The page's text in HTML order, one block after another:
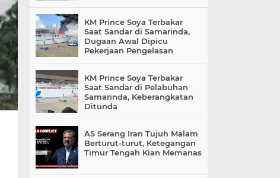
KM Prince Soya Terbakar
Saat Sandar di Samarinda,
Dugaan Awal Dipicu
Pekerjaan Pengelasan
KM Prince Soya Terbakar
Saat Sandar di Pelabuhan
Samarinda, Keberangkatan
Ditunda
AS Serang Iran Tujuh Malam
Berturut-turut, Ketegangan
Timur Tengah Kian Memanas